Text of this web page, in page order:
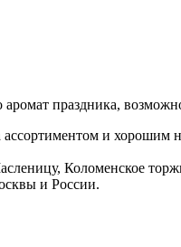
праздника,
ассортиментом и хорошим
Коломенское
и России.